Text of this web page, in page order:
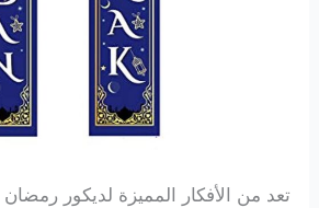
تعد من الأفكار المميزة لديكور